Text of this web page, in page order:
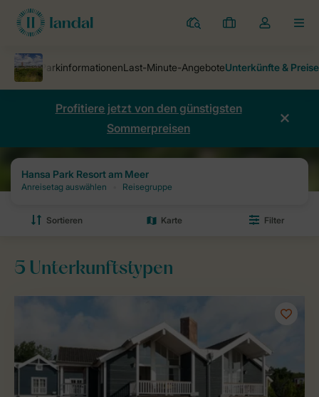
Ferienparks
Meine
Dropdown-
meines
öffnen
Profitiere jetzt von den günstigsten
Sommerpreisen
Ferienparks Hansa Park Resort am Meer